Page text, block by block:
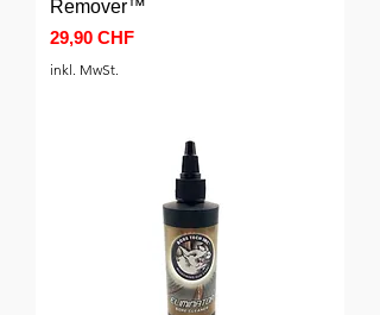
Remover™
Preis
29,90 CHF
inkl. MwSt.